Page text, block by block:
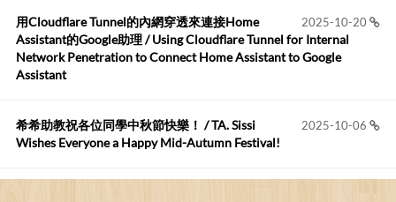
2026-05-15
Robertmycs:
這篇WinXP公用電腦安裝與優化的步驟超...
您好,首先肯定感謝您造福許多莘莘學子。有...
2025-10-20
用Cloudflare Tunnel的內網穿透來連接Home
Assistant的Google助理 / Using Cloudflare Tunnel for Internal
Network Penetration to Connect Home Assistant to Google
Assistant
2025-10-06
希希助教祝各位同學中秋節快樂！ / TA. Sissi
Wishes Everyone a Happy Mid-Autumn Festival!
2025-08-25